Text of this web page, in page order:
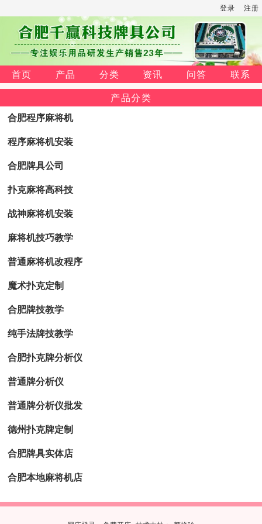
登录 注册
首页 产品 分类 资讯 问答
联系
产品分类
合肥程序麻将机
程序麻将机安装
合肥牌具公司
扑克麻将高科技
战神麻将机安装
麻将机技巧教学
普通麻将机改程序
魔术扑克定制
合肥牌技教学
纯手法牌技教学
合肥扑克牌分析仪
普通牌分析仪
普通牌分析仪批发
德州扑克牌定制
合肥牌具实体店
合肥本地麻将机店